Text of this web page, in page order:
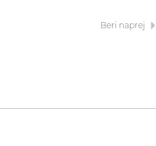
Beri naprej